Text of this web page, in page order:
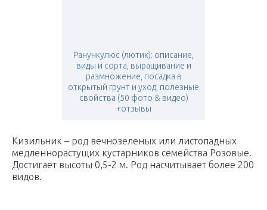
Ранункулюс (лютик): описание,
виды и сорта, выращивание и
размножение, посадка в
открытый грунт и уход, полезные
свойства (50 фото & видео)
+отзывы
Кизильник – род вечнозеленых или листопадных
медленнорастущих кустарников семейства Розовые.
Достигает высоты 0,5-2 м. Род насчитывает более 200
видов.